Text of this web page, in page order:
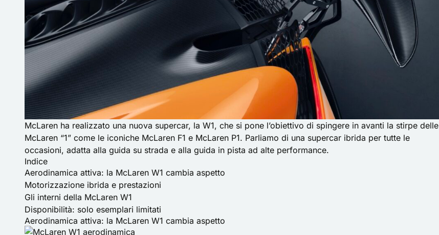
McLaren ha realizzato una nuova supercar, la W1, che si pone l’obiettivo di spingere in avanti la stirpe delle
McLaren “1” come le iconiche McLaren F1 e McLaren P1. Parliamo di una supercar ibrida per tutte le
occasioni, adatta alla guida su strada e alla guida in pista ad alte performance.
Indice
Aerodinamica attiva: la McLaren W1 cambia aspetto
Motorizzazione ibrida e prestazioni
Gli interni della McLaren W1
Disponibilità: solo esemplari limitati
Aerodinamica attiva: la McLaren W1 cambia aspetto